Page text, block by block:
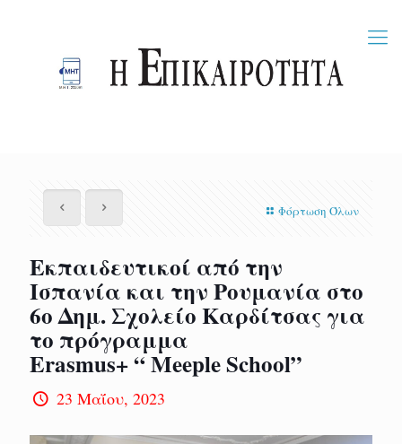
Φόρτωση Όλων
Εκπαιδευτικοί από την
Ισπανία και την Ρουμανία στο
6ο Δημ. Σχολείο Καρδίτσας για
το πρόγραμμα
Erasmus+ “ Meeple School”
23 Μαΐου, 2023